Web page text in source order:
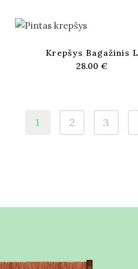
Krepšys Bagažinis L
28.00€
1 2 3